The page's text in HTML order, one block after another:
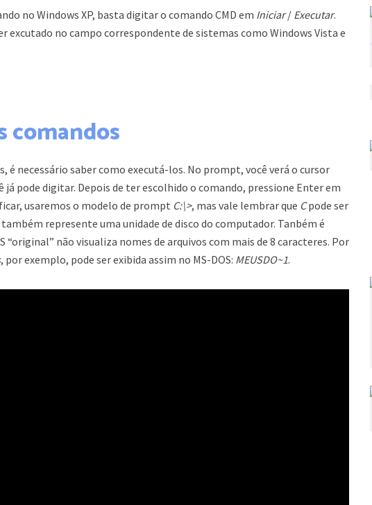
no Windows XP, basta digitar o comando CMD em Iniciar/ Executar.
excutado no campo correspondente de sistemas como Windows Vista e
comandos
é necessário saber como executá-los. No prompt, você verá o cursor
já pode digitar. Depois de ter escolhido o comando, pressione Enter em
usaremos o modelo de prompt C:\>, mas vale lembrar que Cpode ser
represente uma unidade de disco do computador. Tanbém é
“original” não visualiza nomes de arquivos com mais de 8 caracteres. Por
, por exemplo, pode ser exibida assim no MS-DOS: MEUSDO~1.